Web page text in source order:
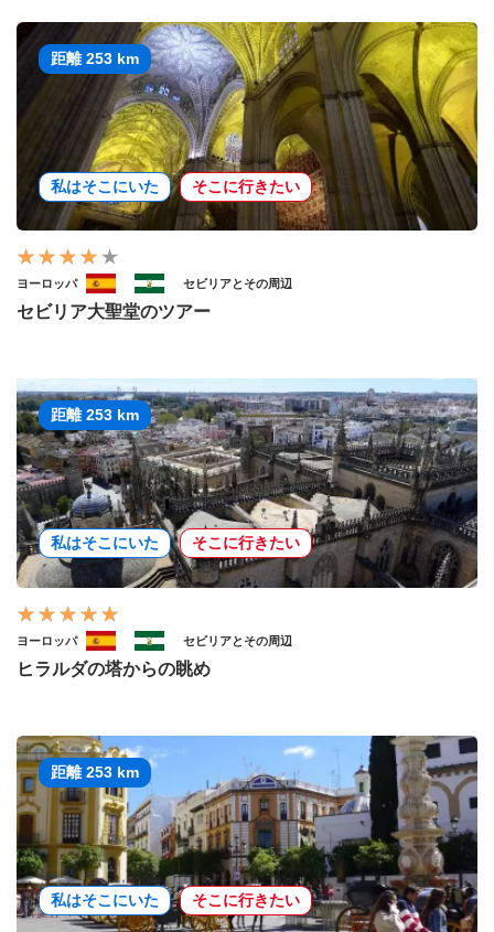
距離 253 km
私はそこにいた そこに行きたい
ヨーロッパ セビリアとその周辺
セビリア大聖堂のツアー
距離 253 km
私はそこにいた そこに行きたい
ヨーロッパ セビリアとその周辺
ヒラルダの塔からの眺め
距離 253 km
私はそこにいた そこに行きたい